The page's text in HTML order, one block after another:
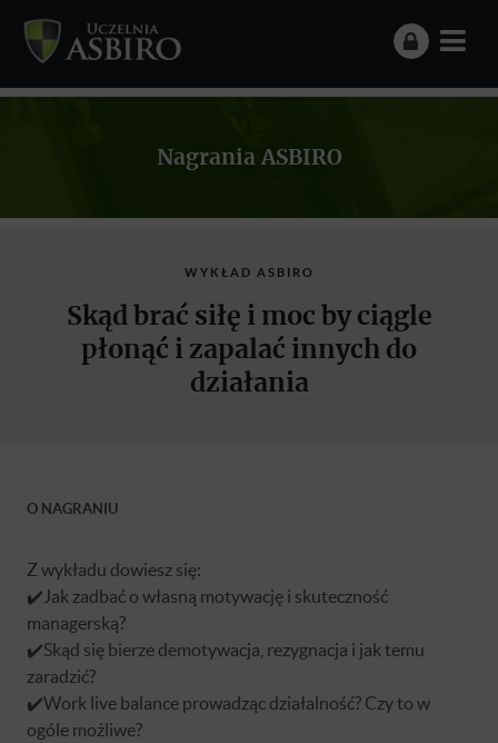
Nagrania ASBIRO
WYKŁAD ASBIRO
Skąd brać siłę i moc by ciągle
płonąć i zapalać innych do
działania
O NAGRANIU
Z wykładu dowiesz się:
✔️Jak zadbać o własną motywację i skuteczność
managerską?
✔️Skąd się bierze demotywacja, rezygnacja i jak temu
zaradzić?
✔️Work live balance prowadząc działalność? Czy to w
ogóle możliwe?